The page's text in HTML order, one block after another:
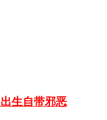
生自带邪恶